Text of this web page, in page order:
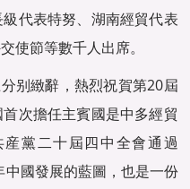
代表特努、湖南經貿代表
使節等數千人出席。
别緻辭，熱烈祝賀第20屆
次擔任主賓國是中多經貿
黨二十屆四中全會通過
中國發展的藍圖，也是一份